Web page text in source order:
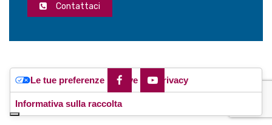
Contattaci
Le tue preferenze relative alla privacy
Informativa sulla raccolta